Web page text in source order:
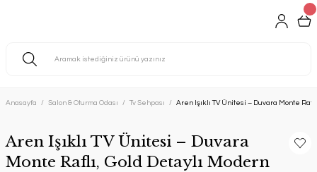
Anasayfa Salon & Oturma Odası Tv Sehpası Aren Işıklı TV Ünitesi – Duvara Monte
Aren Işıklı TV Ünitesi – Duvara
Monte Raflı, Gold Detaylı Modern